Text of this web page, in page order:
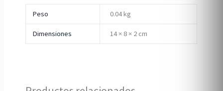
Peso 0.04 kg
Dimensiones 14 × 8 × 2 cm